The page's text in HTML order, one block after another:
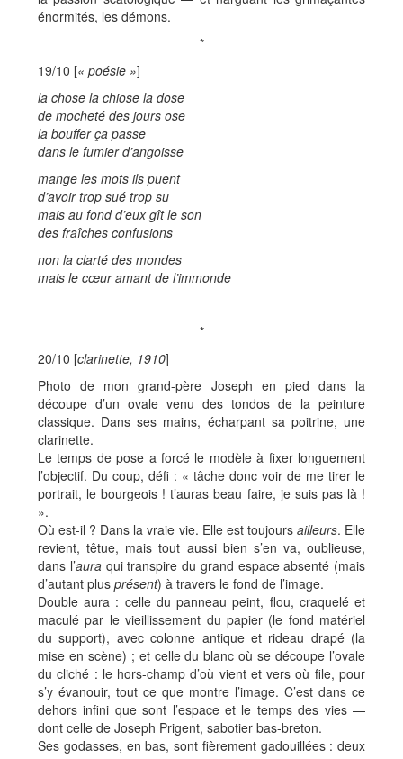
énormités, les démons.
*
19/10 [« poésie »]
la chose la chiose la dose
de mocheté des jours ose
la bouffer ça passe
dans le fumier d’angoisse
mange les mots ils puent
d’avoir trop sué trop su
mais au fond d’eux gît le son
des fraîches confusions
non la clarté des mondes
mais le cœur amant de l’immonde
*
20/10 [clarinette, 1910]
Photo de mon grand-père Joseph en pied dans la
découpe d’un ovale venu des tondos de la peinture
classique. Dans ses mains, écharpant sa poitrine, une
clarinette.
Le temps de pose a forcé le modèle à fixer longuement
l’objectif. Du coup, défi : « tâche donc voir de me tirer le
portrait, le bourgeois ! t’auras beau faire, je suis pas là !
».
Où est-il ? Dans la vraie vie. Elle est toujours ailleurs. Elle
revient, têtue, mais tout aussi bien s’en va, oublieuse,
dans l’aura qui transpire du grand espace absenté (mais
d’autant plus présent) à travers le fond de l’image.
Double aura : celle du panneau peint, flou, craquelé et
maculé par le vieillissement du papier (le fond matériel
du support), avec colonne antique et rideau drapé (la
mise en scène) ; et celle du blanc où se découpe l’ovale
du cliché : le hors-champ d’où vient et vers où file, pour
s’y évanouir, tout ce que montre l’image. C’est dans ce
dehors infini que sont l’espace et le temps des vies —
dont celle de Joseph Prigent, sabotier bas-breton.
Ses godasses, en bas, sont fièrement gadouillées : deux